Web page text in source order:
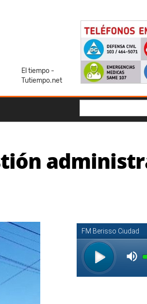
El tiempo -
Tutiempo.net